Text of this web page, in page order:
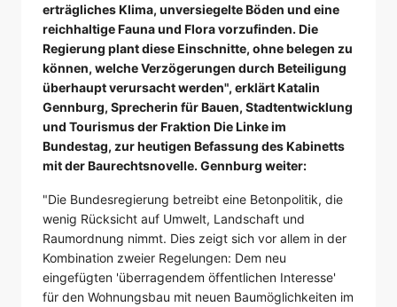
erträgliches Klima, unversiegelte Böden und eine
reichhaltige Fauna und Flora vorzufinden. Die
Regierung plant diese Einschnitte, ohne belegen zu
können, welche Verzögerungen durch Beteiligung
überhaupt verursacht werden", erklärt Katalin
Gennburg, Sprecherin für Bauen, Stadtentwicklung
und Tourismus der Fraktion Die Linke im
Bundestag, zur heutigen Befassung des Kabinetts
mit der Baurechtsnovelle. Gennburg weiter:
"Die Bundesregierung betreibt eine Betonpolitik, die
wenig Rücksicht auf Umwelt, Landschaft und
Raumordnung nimmt. Dies zeigt sich vor allem in der
Kombination zweier Regelungen: Dem neu
eingefügten 'überragendem öffentlichen Interesse'
für den Wohnungsbau mit neuen Baumöglichkeiten im